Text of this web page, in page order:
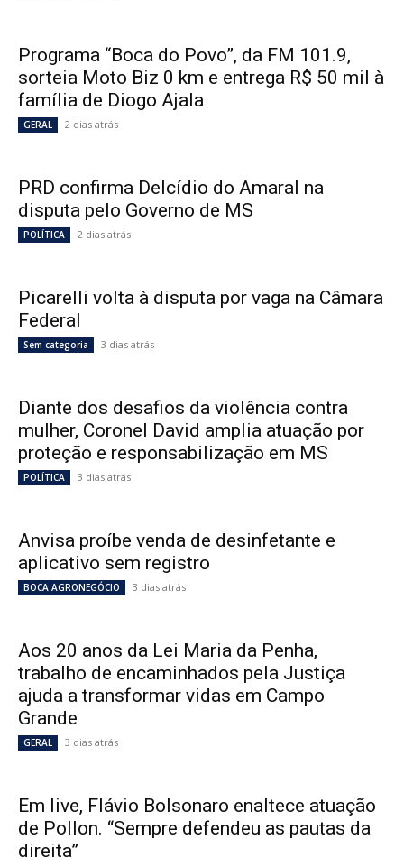
Programa “Boca do Povo”, da FM 101.9,
sorteia Moto Biz 0 km e entrega R$ 50 mil à
família de Diogo Ajala
GERAL 2 dias atrás
PRD confirma Delcídio do Amaral na
disputa pelo Governo de MS
POLÍTICA 2 dias atrás
Picarelli volta à disputa por vaga na Câmara
Federal
Sem categoria 3 dias atrás
Diante dos desafios da violência contra
mulher, Coronel David amplia atuação por
proteção e responsabilização em MS
POLÍTICA 3 dias atrás
Anvisa proíbe venda de desinfetante e
aplicativo sem registro
BOCA AGRONEGÓCIO 3 dias atrás
Aos 20 anos da Lei Maria da Penha,
trabalho de encaminhados pela Justiça
ajuda a transformar vidas em Campo
Grande
GERAL 3 dias atrás
Em live, Flávio Bolsonaro enaltece atuação
de Pollon. “Sempre defendeu as pautas da
direita”